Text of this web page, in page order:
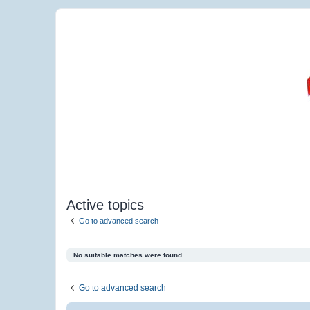
Active topics
Go to advanced search
No suitable matches were found.
Go to advanced search